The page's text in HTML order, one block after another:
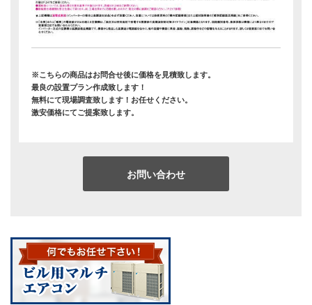
※こちらの商品はお問合せ後に価格を見積致します。
最良の設置プラン作成致します！
無料にて現場調査致します！お任せください。
激安価格にてご提案致します。
お問い合わせ